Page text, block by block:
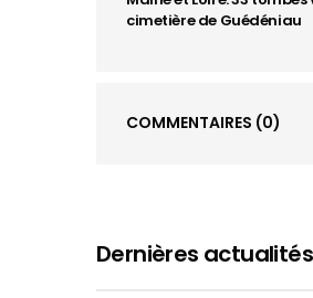
cimetière de Guédéniau
COMMENTAIRES (0)
Dernières actualités